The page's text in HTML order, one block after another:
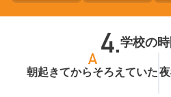
学校の
朝起きてからそろえていた